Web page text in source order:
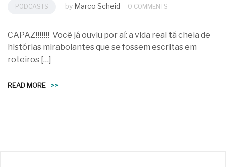
PODCASTS by Marco Scheid 0 COMMENTS
CAPAZ!!!!!!! Você já ouviu por aí: a vida real tá cheia de
histórias mirabolantes que se fossem escritas em
roteiros […]
READ MORE >>